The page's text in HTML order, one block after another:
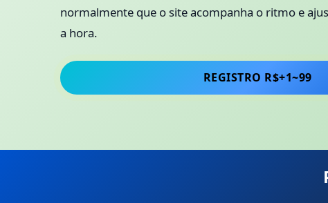
normalmente que o site acompanha o ritmo e
a hora.
REGISTRO R$+1~99